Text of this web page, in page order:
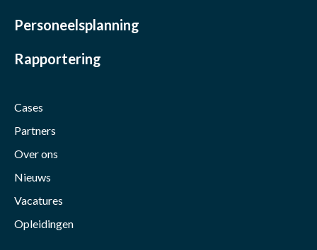
Personeelsplanning
Rapportering
Cases
Partners
Over ons
Nieuws
Vacatures
Opleidingen